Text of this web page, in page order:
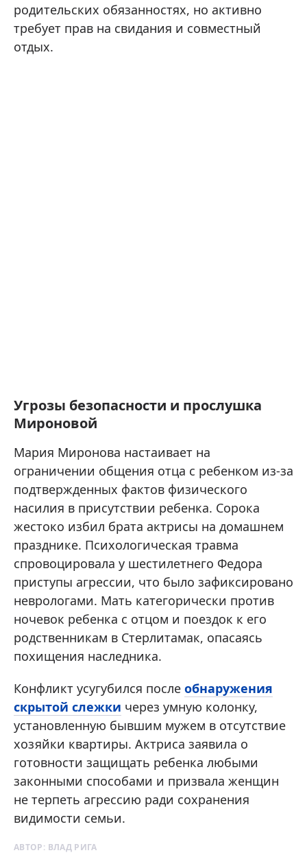
родительских обязанностях, но активно
требует прав на свидания и совместный
отдых.
Угрозы безопасности и прослушка
Мироновой
Мария Миронова настаивает на
ограничении общения отца с ребенком из-за
подтвержденных фактов физического
насилия в присутствии ребенка. Сорока
жестоко избил брата актрисы на домашнем
празднике. Психологическая травма
спровоцировала у шестилетнего Федора
приступы агрессии, что было зафиксировано
неврологами. Мать категорически против
ночевок ребенка с отцом и поездок к его
родственникам в Стерлитамак, опасаясь
похищения наследника.
Конфликт усугубился после обнаружения
скрытой слежки через умную колонку,
установленную бывшим мужем в отсутствие
хозяйки квартиры. Актриса заявила о
готовности защищать ребенка любыми
законными способами и призвала женщин
не терпеть агрессию ради сохранения
видимости семьи.
АВТОР: ВЛАД РИГА